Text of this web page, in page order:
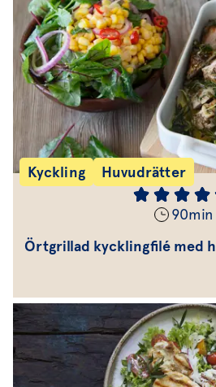
Kyckling Huvudrätter
90min
Örtgrillad kycklingfilé med